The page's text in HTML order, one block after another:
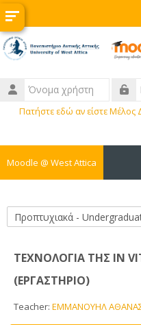
Μετάβαση στο κεντρικό
Όνομα
χρήστη
Κωδικός
πρόσβασης
Πατήστε εδώ αν είστε Μέλος
Moodle @ West Attica
ΚΕ.ΔΙ.ΜΑ.
Κατηγορίες μαθημάτων
ΤΕΧΝΟΛΟΓΙΑ ΤΗΣ IN
(ΕΡΓΑΣΤΗΡΙΟ)
Teacher: ΕΜΜΑΝΟΥΗΛ